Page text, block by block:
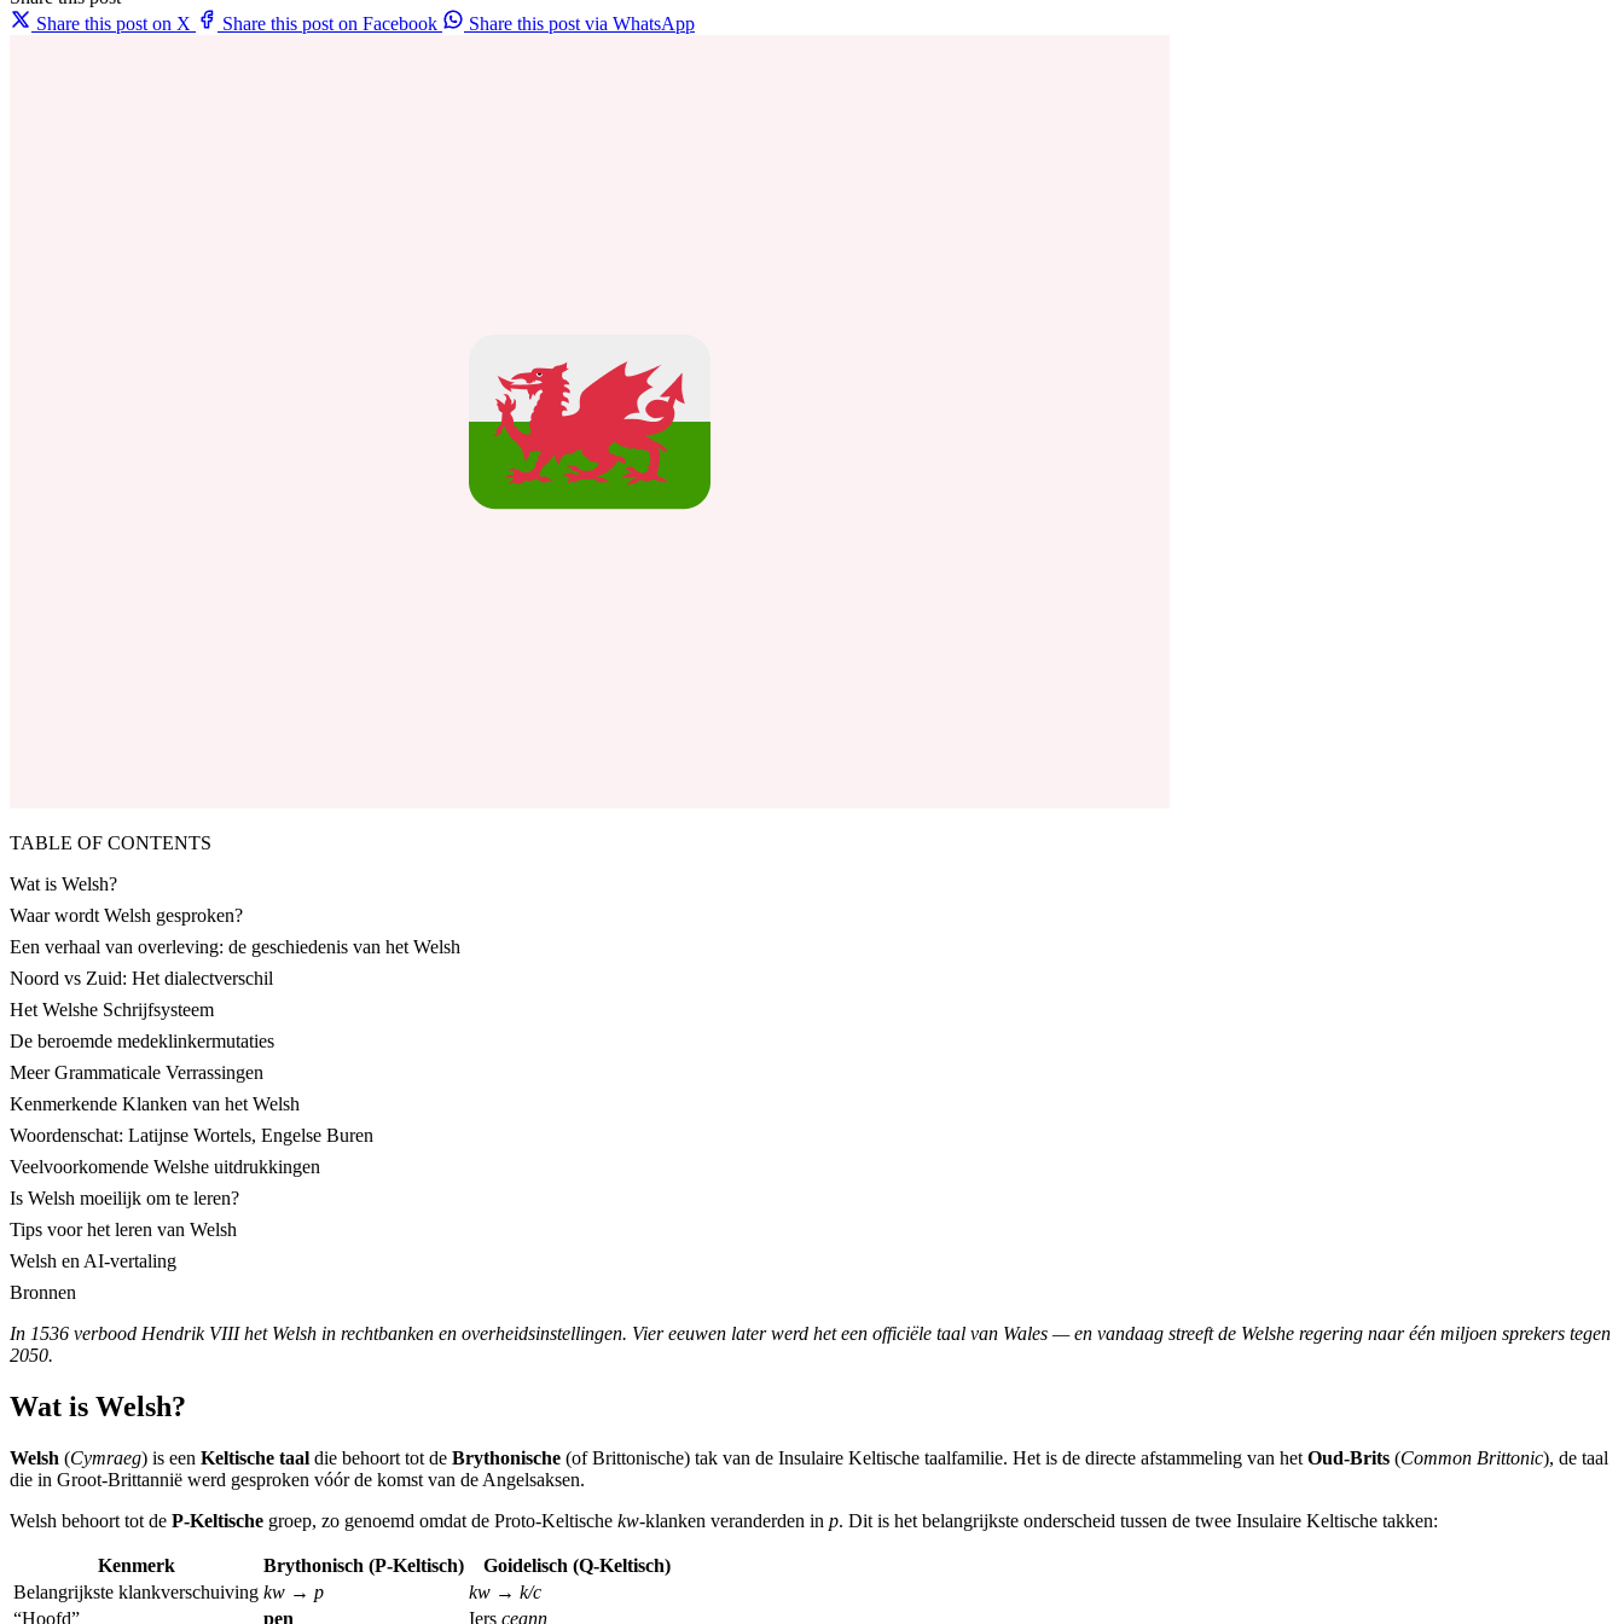
Share this post on X
Share this post on Facebook Share this post via WhatsApp
TABLE OF CONTENTS
Wat is Welsh?
Waar wordt Welsh gesproken?
Een verhaal van overleving: de geschiedenis van het Welsh
Noord vs Zuid: Het dialectverschil
Het Welshe Schrijfsysteem
De beroemde medeklinkermutaties
Meer Grammaticale Verrassingen
Kenmerkende Klanken van het Welsh
Woordenschat: Latijnse Wortels, Engelse Buren
Veelvoorkomende Welshe uitdrukkingen
Is Welsh moeilijk om te leren?
Tips voor het leren van Welsh
Welsh en AI-vertaling
Bronnen
In 1536 verbood Hendrik VIII het Welsh in rechtbanken en overheidsinstellingen. Vier eeuwen later werd het een officiële taal van Wales — en vandaag streeft de Welshe regering naar één miljoen sprekers tegen
2050.
Wat is Welsh?
Welsh (Cymraeg) is een Keltische taal die behoort tot de Brythonische (of Brittonische) tak van de Insulaire Keltische taalfamilie. Het is de directe afstammeling van het Oud-Brits (Common Brittonic), de taal
die in Groot-Brittannië werd gesproken vóór de komst van de Angelsaksen.
Welsh behoort tot de P-Keltische groep, zo genoemd omdat de Proto-Keltische kw-klanken veranderden in p. Dit is het belangrijkste onderscheid tussen de twee Insulaire Keltische takken:
Kenmerk Brythonisch (P-Keltisch)
Goidelisch (Q-Keltisch)
Belangrijkste klankverschuiving kw → p
kw → k/c
“Hoofd”
pen Iers ceann